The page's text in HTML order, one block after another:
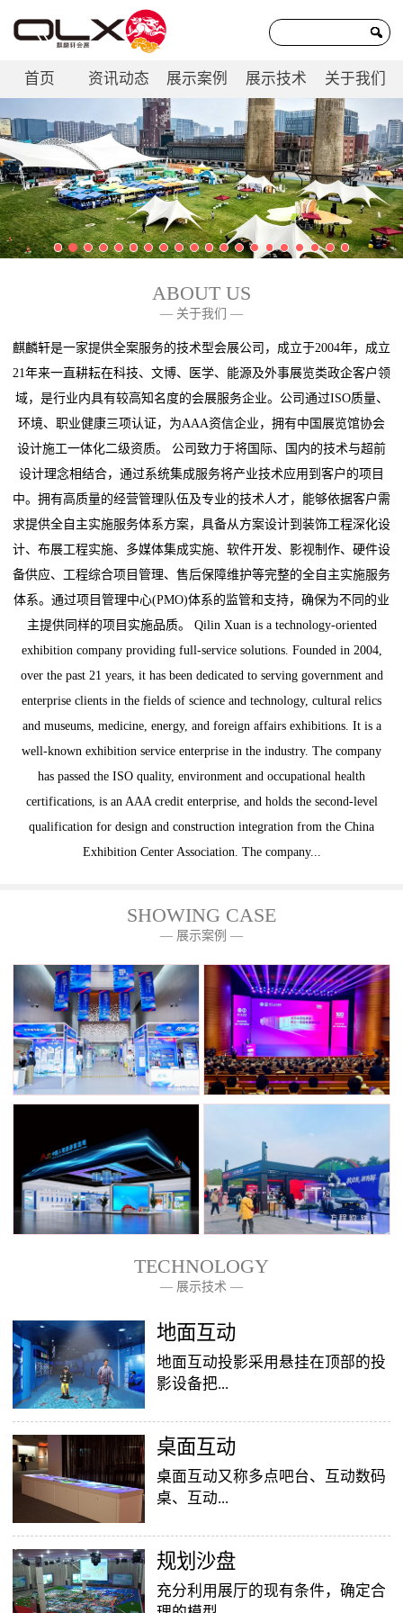
首页 资讯动态 展示案例 展示技术 关于我们
联系我们
ABOUT US
— 关于我们 —
麒麟轩是一家提供全案服务的技术型会展公司，成立于2004年，成立
21年来一直耕耘在科技、文博、医学、能源及外事展览类政企客户领
域，是行业内具有较高知名度的会展服务企业。公司通过ISO质量、
环境、职业健康三项认证，为AAA资信企业，拥有中国展览馆协会
设计施工一体化二级资质。 公司致力于将国际、国内的技术与超前
设计理念相结合，通过系统集成服务将产业技术应用到客户的项目
中。拥有高质量的经营管理队伍及专业的技术人才，能够依据客户需
求提供全自主实施服务体系方案，具备从方案设计到装饰工程深化设
计、布展工程实施、多媒体集成实施、软件开发、影视制作、硬件设
备供应、工程综合项目管理、售后保障维护等完整的全自主实施服务
体系。通过项目管理中心(PMO)体系的监管和支持，确保为不同的业
主提供同样的项目实施品质。 Qilin Xuan is a technology-oriented
exhibition company providing full-service solutions. Founded in 2004,
over the past 21 years, it has been dedicated to serving government and
enterprise clients in the fields of science and technology, cultural relics
and museums, medicine, energy, and foreign affairs exhibitions. It is a
well-known exhibition service enterprise in the industry. The company
has passed the ISO quality, environment and occupational health
certifications, is an AAA credit enterprise, and holds the second-level
qualification for design and construction integration from the China
Exhibition Center Association. The company...
SHOWING CASE
— 展示案例 —
TECHNOLOGY
— 展示技术 —
地面互动
地面互动投影采用悬挂在顶部的投
影设备把...
影像效果投射到地面，当参访着走
至投影区域时，通过系统识别，参
访者可以直接使用双脚或动作与投
效果就会随着你的脚步产生相应的
变幻。地面互动投影系统是集虚拟
互动投影项目，包括水波纹、翻
桌面互动
桌面互动又称多点吧台、互动数码
桌、互动...
投影桌面，让普通的吧台（桌面）
变成一个多媒体互动娱乐游戏消费
平台，图文并茂，形式新颖，令桌
​规划沙盘
充分利用展厅的现有条件，确定合